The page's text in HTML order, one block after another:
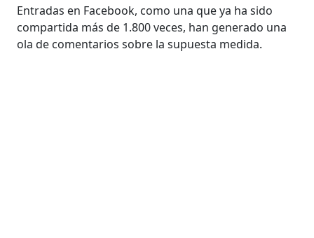
Entradas en Facebook, como una que ya ha sido
compartida más de 1.800 veces, han generado una
ola de comentarios sobre la supuesta medida.